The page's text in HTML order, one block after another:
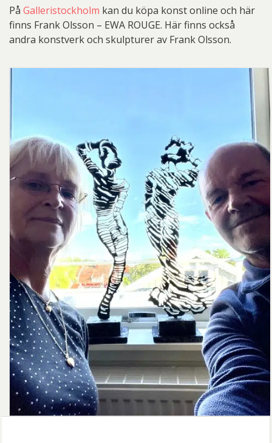
På Galleristockholm kan du köpa konst online och här
finns Frank Olsson – EWA ROUGE. Här finns också
andra konstverk och skulpturer av Frank Olsson.